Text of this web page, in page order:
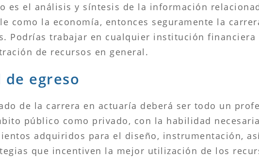
es el análisis y síntesis de la información
como la economía, entonces seguramente la
Podrías trabajar en cualquier institución financiera
de recursos en general.
egreso
de la carrera en actuaría deberá ser todo un
público como privado, con la habilidad
adquiridos para el diseño, instrumentación,
que incentiven la mejor utilización de los